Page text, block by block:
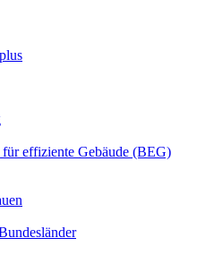
effiziente Gebäude (BEG)